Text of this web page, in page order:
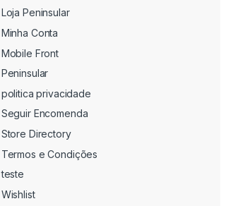
Loja Peninsular
Minha Conta
Mobile Front
Peninsular
politica privacidade
Seguir Encomenda
Store Directory
Termos e Condições
teste
Wishlist